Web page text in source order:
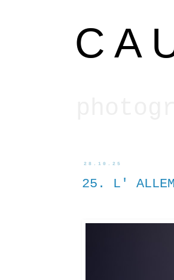
C A
28.10.25
25. L'